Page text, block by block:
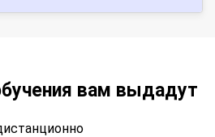
вам выдадут